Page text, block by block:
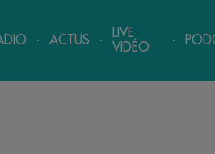
ACTUS
LIVE
VIDÉO